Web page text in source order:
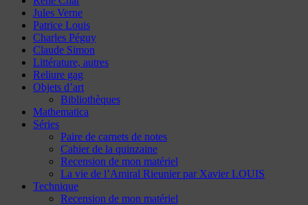
Jules Verne
Patrice Louis
Charles Péguy
Claude Simon
Littérature, autres
Reliure gag
Objets d’art
Bibliothèques
Mathematica
Séries
Paire de carnets de notes
Cahier de la quinzaine
Recension de mon matériel
La vie de l’Amiral Rieunier par Xavier LOUIS
Technique
Recension de mon matériel